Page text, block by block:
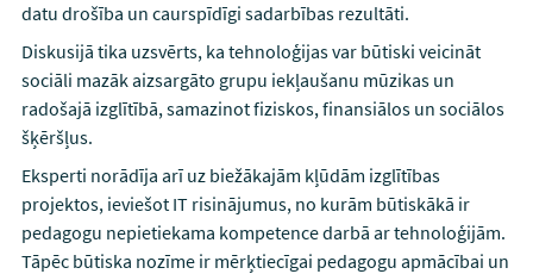
datu drošība un caurspīdīgi sadarbības rezultāti.
Diskusijā tika uzsvērts, ka tehnoloģijas var būtiski veicināt
sociāli mazāk aizsargāto grupu iekļaušanu mūzikas un
radošajā izglītībā, samazinot fiziskos, finansiālos un sociālos
šķēršļus.
Eksperti norādīja arī uz biežākajām kļūdām izglītības
projektos, ieviešot IT risinājumus, no kurām būtiskākā ir
pedagogu nepietiekama kompetence darbā ar tehnoloģijām.
Tāpēc būtiska nozīme ir mērķtiecīgai pedagogu apmācībai un